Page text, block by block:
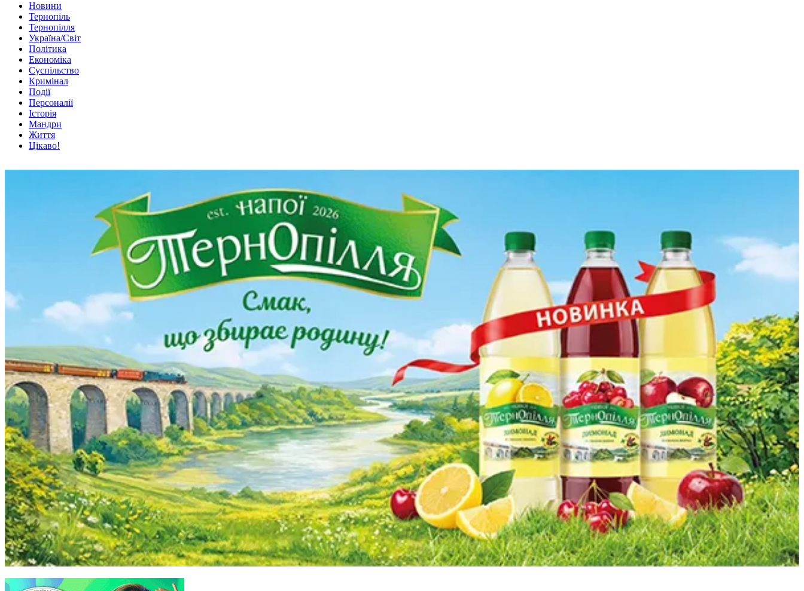
Новини
Тернопіль
Тернопілля
Україна/Світ
Політика
Економіка
Суспільство
Кримінал
Події
Персоналії
Історія
Мандри
Життя
Цікаво!